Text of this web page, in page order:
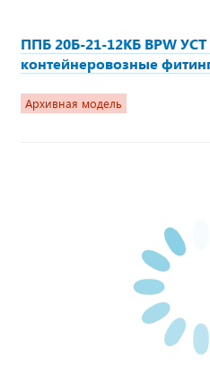
ППБ 20Б-21-12КБ BPW УСТ
контейнеровозные
Архивная модель